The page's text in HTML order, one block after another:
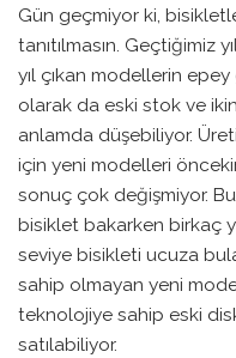
Gün geçmiyor ki,
tanıtılmasın. Geçtiğimiz
yıl çıkan modellerin
olarak da eski stok ve
anlamda düşebiliyor.
için yeni modelleri
sonuç çok değişmiyor.
bisiklet bakarken birkaç
seviye bisikleti ucuza
sahip olmayan yeni
teknolojiye sahip eski
satılabiliyor.